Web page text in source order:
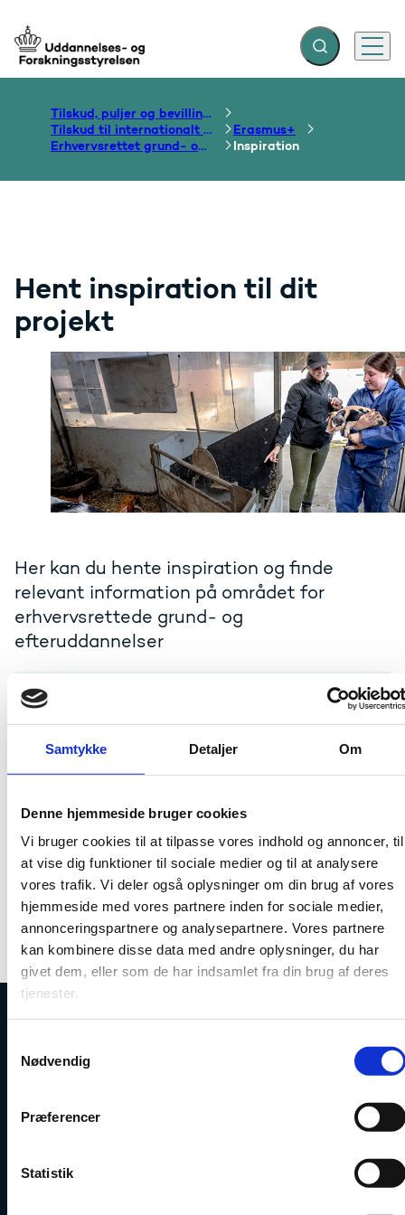
Samtykke Detaljer Om
Denne hjemmeside bruger cookies
Vi bruger cookies til at tilpasse vores indhold og annoncer, til
at vise dig funktioner til sociale medier og til at analysere
vores trafik. Vi deler også oplysninger om din brug af vores
hjemmeside med vores partnere inden for sociale medier,
annonceringspartnere og analysepartnere. Vores partnere
kan kombinere disse data med andre oplysninger, du har
givet dem, eller som de har indsamlet fra din brug af deres
tjenester.
Nødvendig
Præferencer
Statistik
Gå til forsiden Fold søgefelt ud
Menu
Tilskud, puljer og bevillinger
Tilskud til internationalt samarbejde om uddannelse
Erasmus+
Erhvervsrettet grund- og efteruddannelse
Inspiration
Hent inspiration til dit
projekt
Her kan du hente inspiration og finde
relevant information på området for
erhvervsrettede grund- og
efteruddannelser
Projekteksempler
Informationsmateriale
Nyttige links
E-mail:ufs@ufm.dk